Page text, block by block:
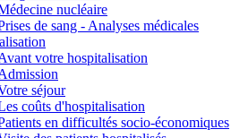
nucléaire
de sang - Analyses médicales
votre hospitalisation
séjour
coûts d'hospitalisation
en difficultés socio-économiques